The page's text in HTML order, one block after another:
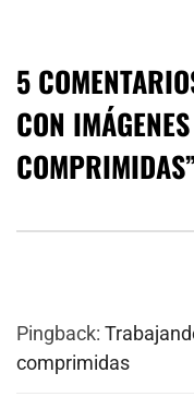
5
CON
COMPRIMIDAS”
Pingback:
comprimidas